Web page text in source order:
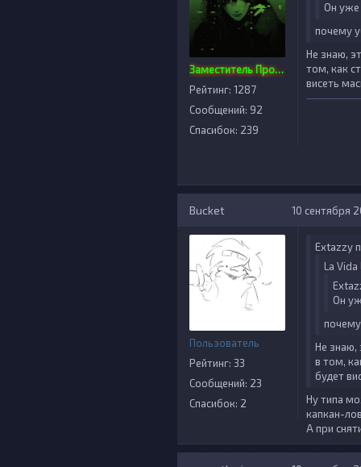
Заместитель Проекта
Рейтинг: 1287
Сообщений: 92
Спасибок: 239
Он уже
почему
Не знаю,
том, как
висеть
Bucket 10 сентября
Пользователь
Рейтинг: 33
Сообщений: 23
Спасибок: 2
Extazzy
La Vida
Он
Не знаю,
в том,
будет
Ну типа
капкан-
А при